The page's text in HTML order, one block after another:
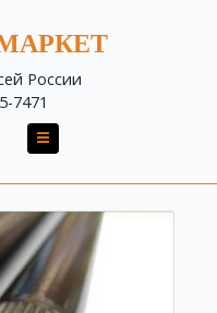
России
7471